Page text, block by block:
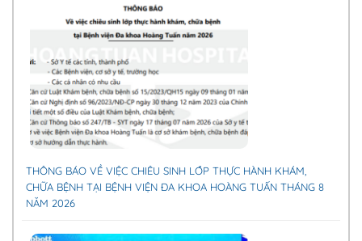
THÔNG BÁO VỀ VIỆC CHIÊU SINH LỚP THỰC HÀNH KHÁM,
CHỮA BỆNH TẠI BỆNH VIỆN ĐA KHOA HOÀNG TUẤN THÁNG 8
NĂM 2026